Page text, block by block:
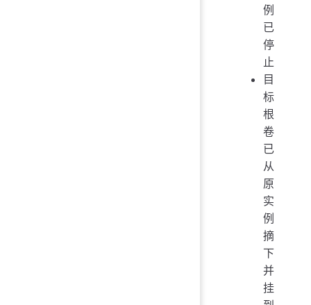
例
已
停
止
目
标
根
卷
已
从
原
实
例
摘
下
并
挂